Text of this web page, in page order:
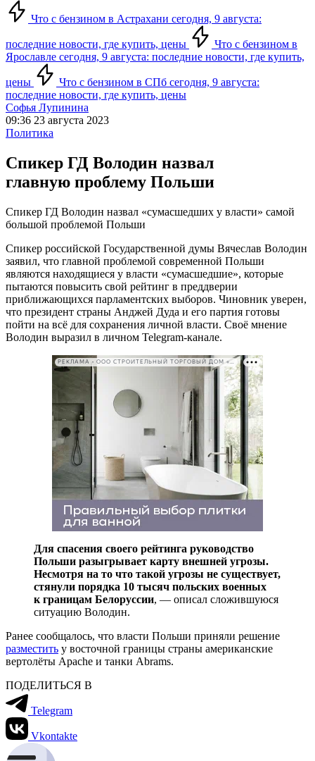
Что с бензином в Астрахани сегодня, 9 августа:
последние новости, где купить, цены
Что с бензином в
Ярославле сегодня, 9 августа: последние новости, где купить,
цены
Что с бензином в СПб сегодня, 9 августа:
последние новости, где купить, цены
Софья Лупинина
09:36 23 августа 2023
Политика
Спикер ГД Володин назвал
главную проблему Польши
Спикер ГД Володин назвал «сумасшедших у власти» самой
большой проблемой Польши
Спикер российской Государственной думы Вячеслав Володин
заявил, что главной проблемой современной Польши
являются находящиеся у власти «сумасшедшие», которые
пытаются повысить свой рейтинг в преддверии
приближающихся парламентских выборов. Чиновник уверен,
что президент страны Анджей Дуда и его партия готовы
пойти на всё для сохранения личной власти. Своё мнение
Володин выразил в личном Telegram-канале.
РЕКЛАМА • ООО СТРОИТЕЛЬНЫЙ ТОРГОВЫЙ ДОМ «ПЕТРОВИЧ». ИНН: 7802348846
Для спасения своего рейтинга руководство
Польши разыгрывает карту внешней угрозы.
Несмотря на то что такой угрозы не существует,
стянули порядка 10 тысяч польских военных
к границам Белоруссии, — описал сложившуюся
ситуацию Володин.
Ранее сообщалось, что власти Польши приняли решение
разместить у восточной границы страны американские
вертолёты Apache и танки Abrams.
ПОДЕЛИТЬСЯ В
Telegram
Vkontakte